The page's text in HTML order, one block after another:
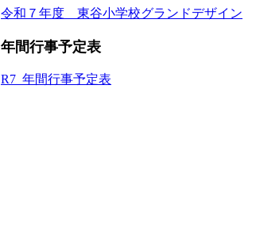
令和７年度 東谷小学校グランドデザイン
年間行事予定表
R7_年間行事予定表